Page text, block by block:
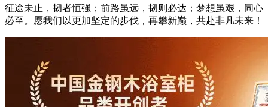
征途未止，韧者恒强；前路虽远，韧则必达；梦想虽艰，同心
必至。愿我们以更加坚定的步伐，再攀新巅，共赴非凡未来！